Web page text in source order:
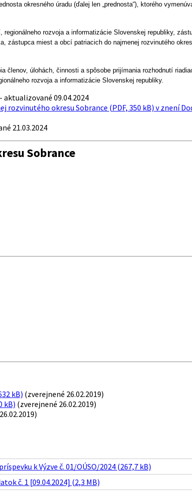
okresného úradu (ďalej len „prednosta“), ktorého
rozvoja a informatizácie Slovenskej republiky,
zástupca miest a obcí patriacich do najmenej rozvinutého
členov, úlohách, činnosti a spôsobe prijímania rozhodnutí
rozvoja a informatizácie Slovenskej republiky.
- aktualizované 09.04.2024
rozvinutého okresu Sobrance (PDF, 350 kB)v znení
21.03.2024
Sobrance
kB) (zverejnené 26.02.2019)
kB) (zverejnené 26.02.2019)
k Výzve č. 01/OÚSO/2024 (267,7 kB)
č. 1 [09.04.2024] (2,3 MB)